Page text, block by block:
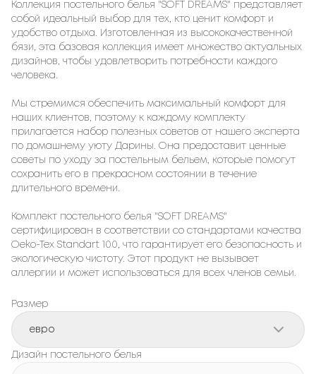
Коллекция постельного белья "SOFT DREAMS" представляет
собой идеальный выбор для тех, кто ценит комфорт и
удобство отдыха. Изготовленная из высококачественной
бязи, эта базовая коллекция имеет множество актуальных
дизайнов, чтобы удовлетворить потребности каждого
человека.
Мы стремимся обеспечить максимальный комфорт для
наших клиентов, поэтому к каждому комплекту
прилагается набор полезных советов от нашего эксперта
по домашнему уюту Дарины. Она предоставит ценные
советы по уходу за постельным бельем, которые помогут
сохранить его в прекрасном состоянии в течение
длительного времени.
Комплект постельного белья "SOFT DREAMS"
сертифицирован в соответствии со стандартами качества
Oeko-Tex Standart 100, что гарантирует его безопасность и
экологическую чистоту. Этот продукт не вызывает
аллергии и может использоваться для всех членов семьи.
Размер
евро
Дизайн постельного белья